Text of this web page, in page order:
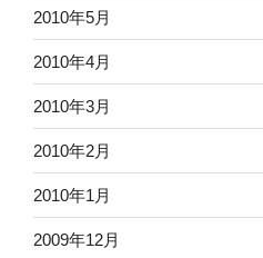
2010年5月
2010年4月
2010年3月
2010年2月
2010年1月
2009年12月